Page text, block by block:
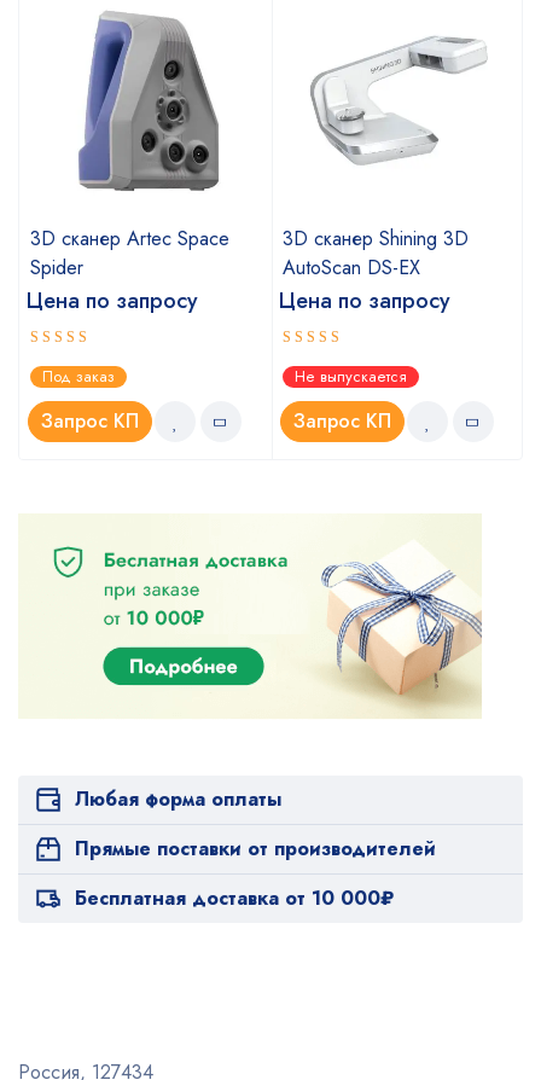
3D сканер Artec Space
Spider
Цена по запросу
Оценка
5.00из 5
Под заказ
Запрос КП
3D сканер Shining 3D
AutoScan DS-EX
Цена по запросу
Оценка
4.67из 5
Не выпускается
Запрос КП
Любая форма оплаты
Прямые поставки от производителей
Бесплатная доставка от 10 000₽
Россия, 127434